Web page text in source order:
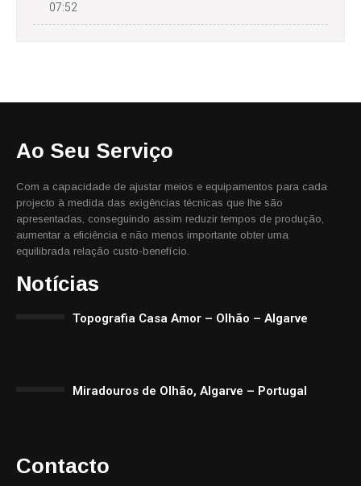
07:52
Ao Seu Serviço
Com a capacidade de ajustar meios e equipamentos para cada
projecto à medida das exigências técnicas que lhe são
apresentadas, conseguindo assim reduzir tempos de produção,
aumentar a eficiência e não menos importante obter uma
equilibrada relação custo-benefício.
Notícias
Topografia Casa Amor – Olhão – Algarve
Miradouros de Olhão, Algarve – Portugal
Contacto